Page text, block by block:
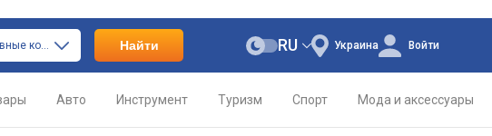
только портативные колонки Найти Украина
RU Войти
Авто Инструмент Туризм Спорт Мода и аксессуары